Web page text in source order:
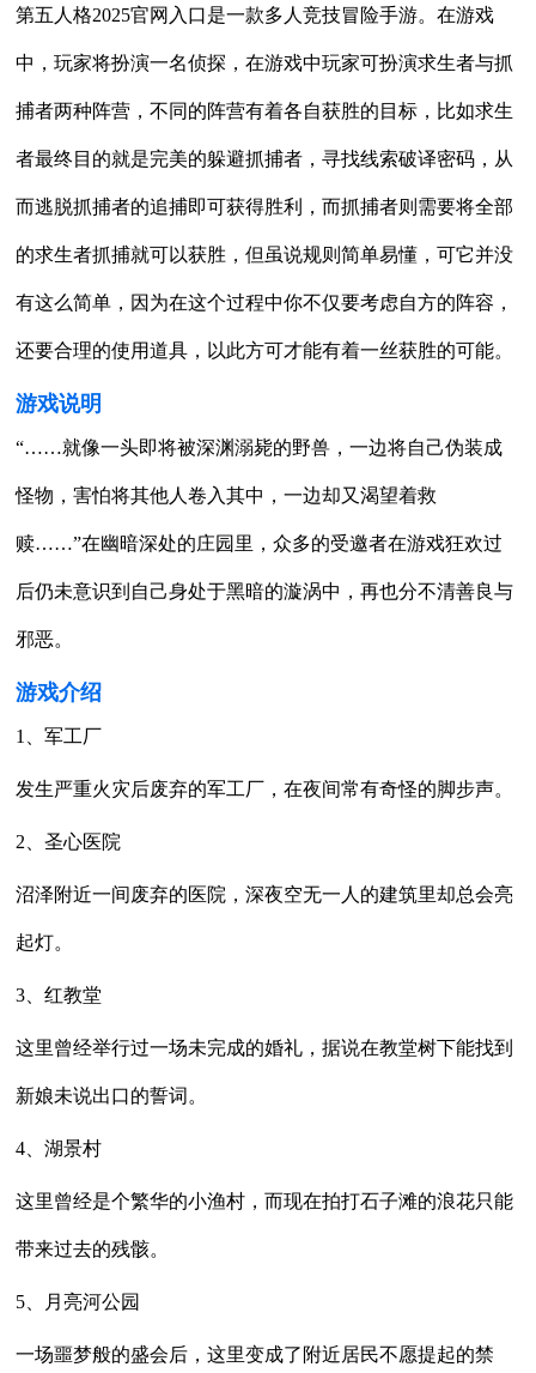
第五人格2025官网入口是一款多人竞技冒险手游。在游戏
中，玩家将扮演一名侦探，在游戏中玩家可扮演求生者与抓
捕者两种阵营，不同的阵营有着各自获胜的目标，比如求生
者最终目的就是完美的躲避抓捕者，寻找线索破译密码，从
而逃脱抓捕者的追捕即可获得胜利，而抓捕者则需要将全部
的求生者抓捕就可以获胜，但虽说规则简单易懂，可它并没
有这么简单，因为在这个过程中你不仅要考虑自方的阵容，
还要合理的使用道具，以此方可才能有着一丝获胜的可能。
游戏说明
“……就像一头即将被深渊溺毙的野兽，一边将自己伪装成
怪物，害怕将其他人卷入其中，一边却又渴望着救
赎……”在幽暗深处的庄园里，众多的受邀者在游戏狂欢过
后仍未意识到自己身处于黑暗的漩涡中，再也分不清善良与
邪恶。
游戏介绍
1、军工厂
发生严重火灾后废弃的军工厂，在夜间常有奇怪的脚步声。
2、圣心医院
沼泽附近一间废弃的医院，深夜空无一人的建筑里却总会亮
起灯。
3、红教堂
这里曾经举行过一场未完成的婚礼，据说在教堂树下能找到
新娘未说出口的誓词。
4、湖景村
这里曾经是个繁华的小渔村，而现在拍打石子滩的浪花只能
带来过去的残骸。
5、月亮河公园
一场噩梦般的盛会后，这里变成了附近居民不愿提起的禁